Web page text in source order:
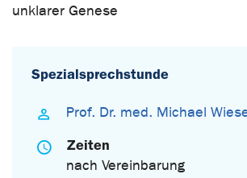
unklarer Genese
Spezialsprechstunde
Prof. Dr. med. Michael
Zeiten
nach Vereinbarung